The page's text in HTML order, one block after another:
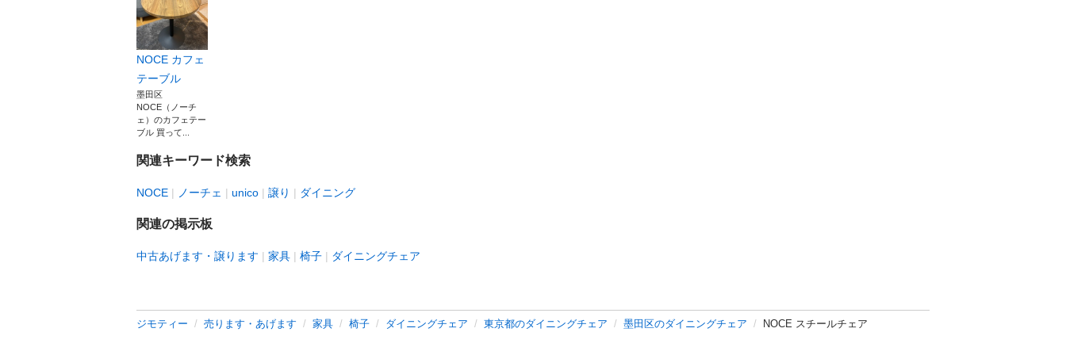
NOCE カフェ
テーブル
墨田区
NOCE（ノーチ
ェ）のカフェテー
ブル 買って...
関連キーワード検索
NOCE ノーチェ unico 譲り ダイニング
関連の掲示板
中古あげます・譲ります 家具 椅子 ダイニングチェア
ジモティー 売ります・あげます 家具 椅子 ダイニングチェア 東京都のダイニングチェア 墨田区のダイニングチェア NOCE スチールチェア